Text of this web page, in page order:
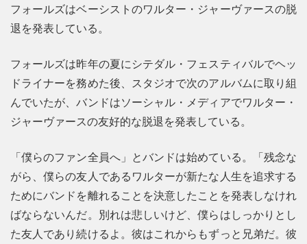
フォールズはベーシストのワルター・ジャーヴァースの脱
退を発表している。
フォールズは昨年の夏にシテダル・フェスティバルでヘッ
ドライナーを務めた後、スタジオで次のアルバムに取り組
んでいたが、バンドはソーシャル・メディアでワルター・
ジャーヴァースの友好的な脱退を発表している。
「僕らのファン全員へ」とバンドは始めている。「残念な
がら、僕らの友人であるワルターが新たな人生を追求する
ためにバンドを離れることを決意したことを発表しなけれ
ばならないんだ。別れは悲しいけど、僕らはしっかりとし
た友人であり続けるよ。彼はこれからもずっと兄弟だ。彼